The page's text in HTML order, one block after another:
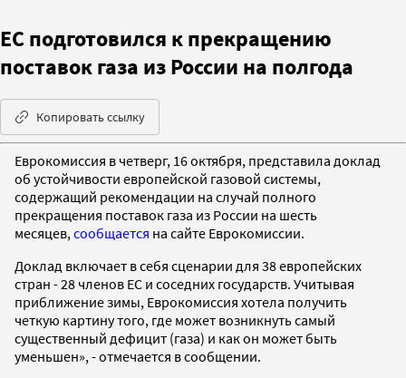
ЕC подготовился к прекращению
поставок газа из России на полгода
Копировать ссылку
Еврокомиссия в четверг, 16 октября, представила доклад
об устойчивости европейской газовой системы,
содержащий рекомендации на случай полного
прекращения поставок газа из России на шесть
месяцев, сообщается на сайте Еврокомиссии.
Доклад включает в себя сценарии для 38 европейских
стран - 28 членов ЕС и соседних государств. Учитывая
приближение зимы, Еврокомиссия хотела получить
четкую картину того, где может возникнуть самый
существенный дефицит (газа) и как он может быть
уменьшен», - отмечается в сообщении.